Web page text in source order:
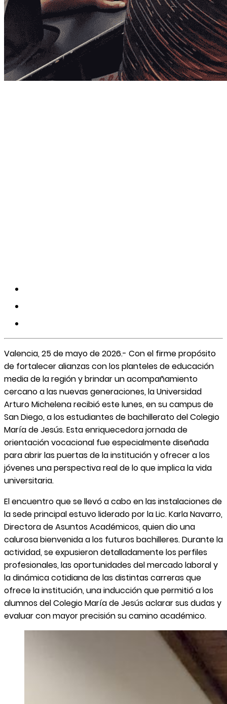
Valencia, 25 de mayo de 2026.- Con el firme propósito
de fortalecer alianzas con los planteles de educación
media de la región y brindar un acompañamiento
cercano a las nuevas generaciones, la Universidad
Arturo Michelena recibió este lunes, en su campus de
San Diego, a los estudiantes de bachillerato del Colegio
María de Jesús. Esta enriquecedora jornada de
orientación vocacional fue especialmente diseñada
para abrir las puertas de la institución y ofrecer a los
jóvenes una perspectiva real de lo que implica la vida
universitaria.
El encuentro que se llevó a cabo en las instalaciones de
la sede principal estuvo liderado por la Lic. Karla Navarro,
Directora de Asuntos Académicos, quien dio una
calurosa bienvenida a los futuros bachilleres. Durante la
actividad, se expusieron detalladamente los perfiles
profesionales, las oportunidades del mercado laboral y
la dinámica cotidiana de las distintas carreras que
ofrece la institución, una inducción que permitió a los
alumnos del Colegio María de Jesús aclarar sus dudas y
evaluar con mayor precisión su camino académico.